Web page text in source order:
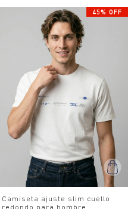
45% OFF
Camiseta ajuste slim cuello